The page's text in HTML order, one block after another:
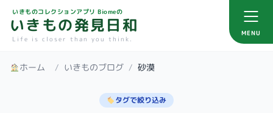
いきものコレクションアプリ Biomeの
いきもの発見日和
Life is closer than you think.
MENU
ホーム / いきものブログ / 砂漠
タグで絞り込み